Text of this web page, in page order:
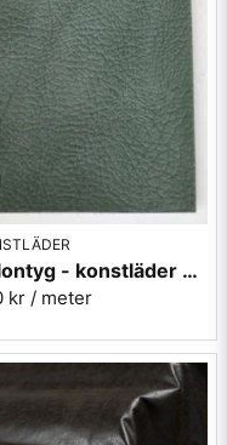
Galontyg - konstläder grågrön - Select 13
kr / meter